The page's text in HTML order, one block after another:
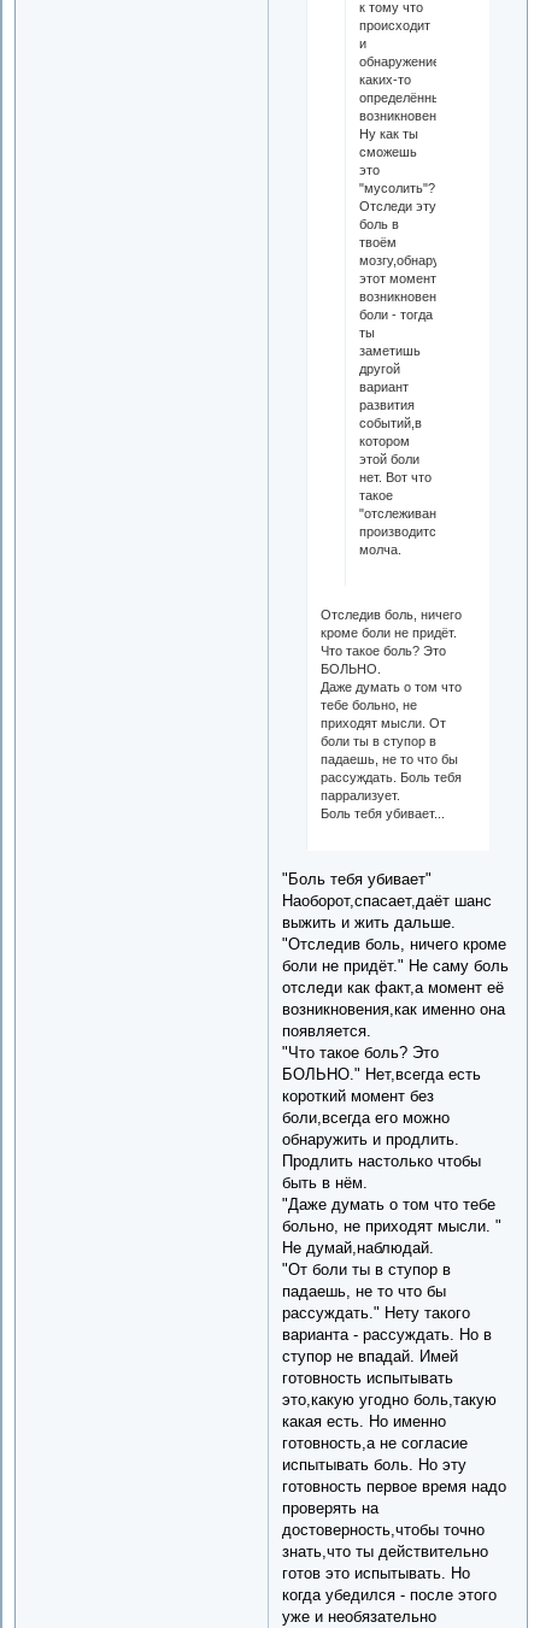
к тому что
происходит
и
обнаружение
каких-то
определённых
возникновений.
Ну как ты
сможешь
это
"мусолить"?!
Отследи эту
боль в
твоём
мозгу,обнаружь
этот момент
возникновения
боли - тогда
ты
заметишь
другой
вариант
развития
событий,в
котором
этой боли
нет. Вот что
такое
"отслеживание",оно
производится
молча.
Отследив боль, ничего
кроме боли не придёт.
Что такое боль? Это
БОЛЬНО.
Даже думать о том что
тебе больно, не
приходят мысли. От
боли ты в ступор в
падаешь, не то что бы
рассуждать. Боль тебя
паррализует.
Боль тебя убивает...
"Боль тебя убивает"
Наоборот,спасает,даёт шанс
выжить и жить дальше.
"Отследив боль, ничего кроме
боли не придёт." Не саму боль
отследи как факт,а момент её
возникновения,как именно она
появляется.
"Что такое боль? Это
БОЛЬНО." Нет,всегда есть
короткий момент без
боли,всегда его можно
обнаружить и продлить.
Продлить настолько чтобы
быть в нём.
"Даже думать о том что тебе
больно, не приходят мысли. "
Не думай,наблюдай.
"От боли ты в ступор в
падаешь, не то что бы
рассуждать." Нету такого
варианта - рассуждать. Но в
ступор не впадай. Имей
готовность испытывать
это,какую угодно боль,такую
какая есть. Но именно
готовность,а не согласие
испытывать боль. Но эту
готовность первое время надо
проверять на
достоверность,чтобы точно
знать,что ты действительно
готов это испытывать. Но
когда убедился - после этого
уже и необязательно